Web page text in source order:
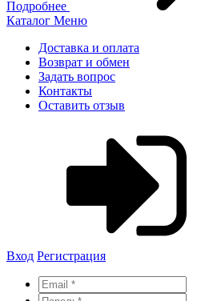
Подробнее
Каталог Меню
Доставка и оплата
Возврат и обмен
Задать вопрос
Контакты
Оставить отзыв
Вход Регистрация